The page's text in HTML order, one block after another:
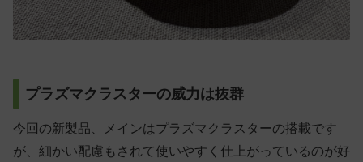
プラズマクラスターの威力は抜群
今回の新製品、メインはプラズマクラスターの搭載です
が、細かい配慮もされて使いやすく仕上がっているのが好